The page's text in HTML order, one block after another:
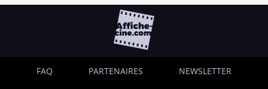
FAQ PARTENAIRES NEWSLETTER